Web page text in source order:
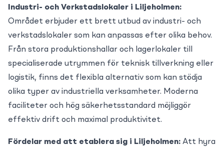
Industri- och Verkstadslokaler i Liljeholmen:
Området erbjuder ett brett utbud av industri- och
verkstadslokaler som kan anpassas efter olika behov.
Från stora produktionshallar och lagerlokaler till
specialiserade utrymmen för teknisk tillverkning eller
logistik, finns det flexibla alternativ som kan stödja
olika typer av industriella verksamheter. Moderna
faciliteter och hög säkerhetsstandard möjliggör
effektiv drift och maximal produktivitet.
Fördelar med att etablera sig i Liljeholmen: Att hyra